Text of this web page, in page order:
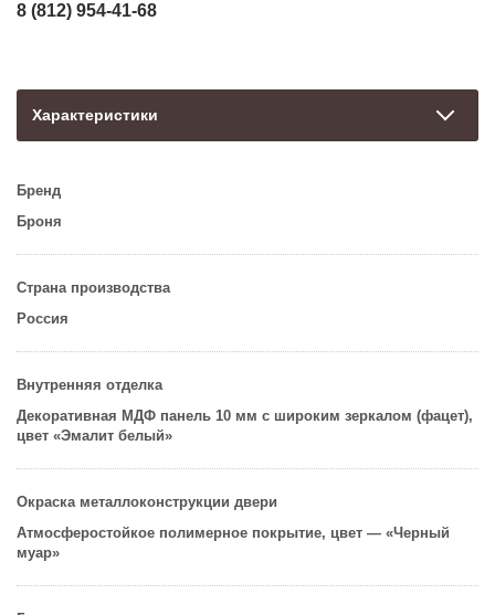
8 (812) 954-41-68
Характеристики
Бренд
Броня
Страна производства
Россия
Внутренняя отделка
Декоративная MДФ панель 10 мм с широким зеркалом (фацет),
цвет «Эмалит белый»
Окраска металлоконструкции двери
Атмосферостойкое полимерное покрытие, цвет — «Черный
муар»